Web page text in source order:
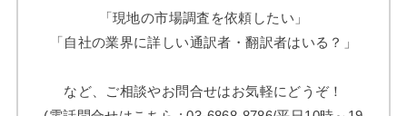
「現地の市場調査を依頼したい」
「自社の業界に詳しい通訳者・翻訳者はいる？」
など、ご相談やお問合せはお気軽にどうぞ！